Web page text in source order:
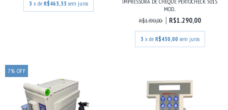
3 x de R$463,33 sem juros
MOD...
R$1.390,00
R$1.290,00
3 x de R$430,00 sem juros
7% OFF